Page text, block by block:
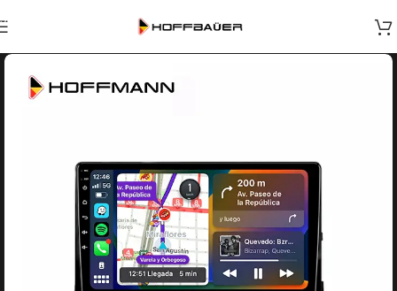
Skip to navigation
Skip to main content